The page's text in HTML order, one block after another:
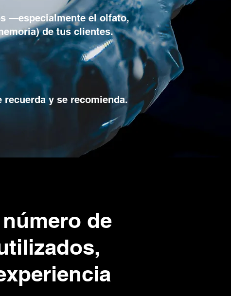
—especialmente el olfato,
de tus clientes.
y se recomienda.
de